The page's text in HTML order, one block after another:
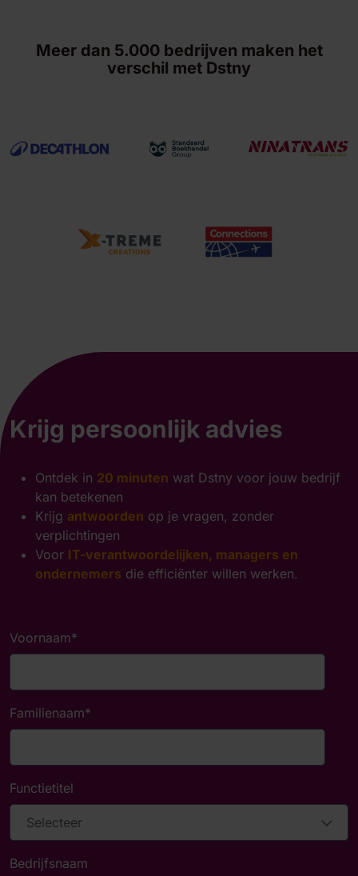
Meer dan 5.000 bedrijven maken het
verschil met Dstny
Krijg persoonlijk advies
Ontdek in 20 minuten wat Dstny voor jouw bedrijf
kan betekenen
Krijg antwoorden op je vragen, zonder
verplichtingen
Voor IT-verantwoordelijken, managers en
ondernemers die efficiënter willen werken.
Voornaam*
Familienaam*
Functietitel
Bedrijfsnaam